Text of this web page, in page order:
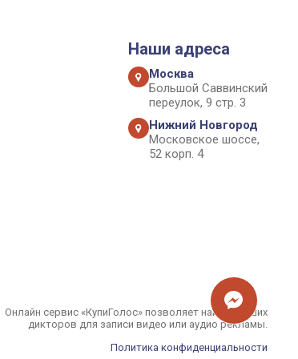
Наши адреса
Москва
Большой Саввинский
переулок, 9 стр. 3
Нижний Новгород
Московское шоссе,
52 корп. 4
Онлайн сервис «КупиГолос» позволяет найти лучших
дикторов для записи видео или аудио рекламы.
Политика конфиденциальности